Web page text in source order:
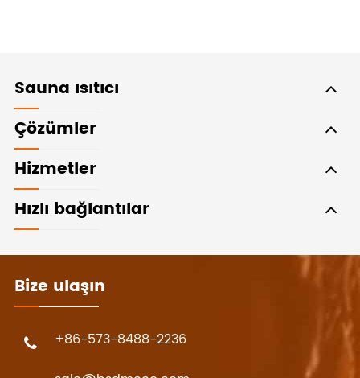
Sauna ısıtıcı
Çözümler
Hizmetler
Hızlı bağlantılar
Bize ulaşın
+86-573-8488-2236